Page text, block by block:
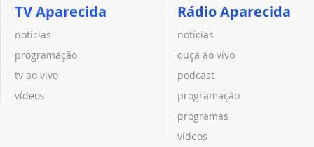
TV Aparecida
notícias
programação
tv ao vivo
vídeos
Rádio Aparecida
notícias
ouça ao vivo
podcast
programação
programas
vídeos